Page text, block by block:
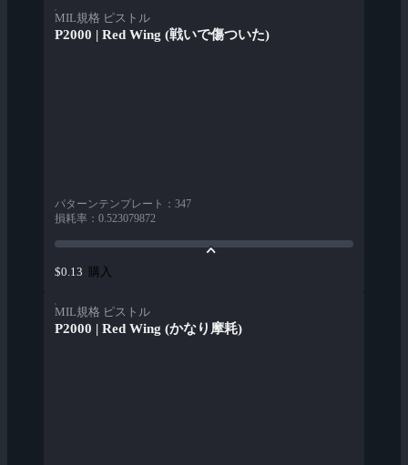
MIL規格 ピストル
P2000 | Red Wing (戦いで傷ついた)
パターンテンプレート ： 347
損耗率 ： 0.523079872
$0.13 購入
MIL規格 ピストル
P2000 | Red Wing (かなり摩耗)